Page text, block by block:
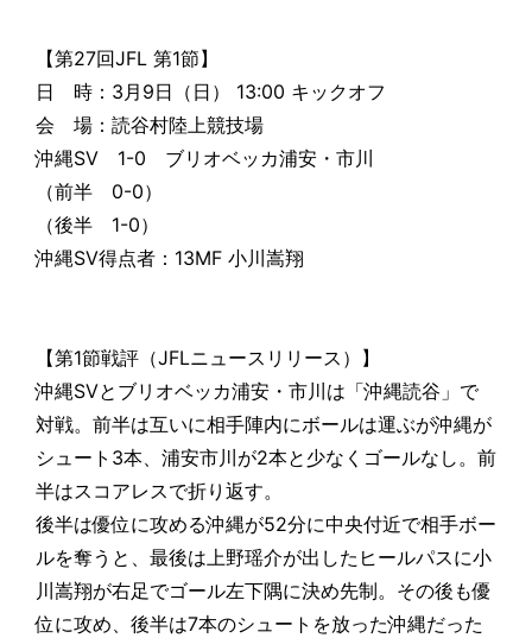
【第27回JFL 第1節】
日 時：3月9日（日） 13:00 キックオフ
会 場：読谷村陸上競技場
沖縄SV 1-0 ブリオベッカ浦安・市川
（前半 0-0）
（後半 1-0）
沖縄SV得点者：13MF 小川嵩翔
【第1節戦評（JFLニュースリリース）】
沖縄SVとブリオベッカ浦安・市川は「沖縄読谷」で
対戦。前半は互いに相手陣内にボールは運ぶが沖縄が
シュート3本、浦安市川が2本と少なくゴールなし。前
半はスコアレスで折り返す。
後半は優位に攻める沖縄が52分に中央付近で相手ボー
ルを奪うと、最後は上野瑶介が出したヒールパスに小
川嵩翔が右足でゴール左下隅に決め先制。その後も優
位に攻め、後半は7本のシュートを放った沖縄だった